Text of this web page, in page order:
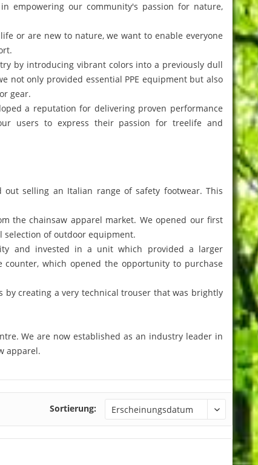
empowering our community's passion for nature,
or are new to nature, we want to enable everyone
by introducing vibrant colors into a previously dull
not only provided essential PPE equipment but also
gear.
a reputation for delivering proven performance
users to express their passion for treelife and
selling an Italian range of safety footwear. This
the chainsaw apparel market. We opened our first
selection of outdoor equipment.
and invested in a unit which provided a larger
which opened the opportunity to purchase
by creating a very technical trouser that was brightly
We are now established as an industry leader in
apparel.
Sortierung: